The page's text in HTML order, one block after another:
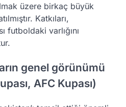
üzere birkaç büyük
Katkıları,
futboldaki varlığını
genel görünümü
AFC Kupası)